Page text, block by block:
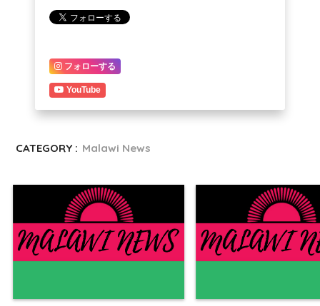
フォローする
YouTube
CATEGORY : Malawi News